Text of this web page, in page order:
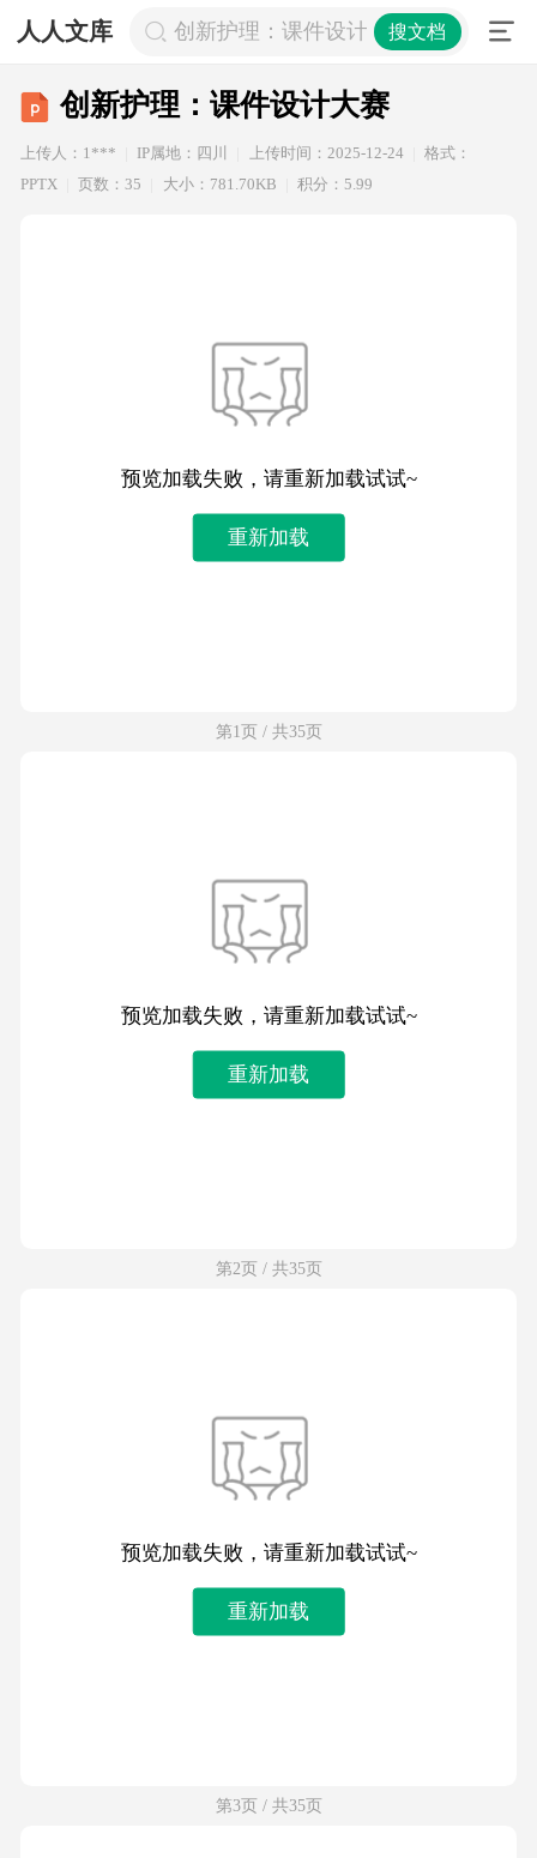
人人文库 创新护理：课件设计大赛搜文档
创新护理：课件设计大赛
上传人：1*** IP属地：四川 上传时间：2025-12-24
格式：
PPTX
页数：35 大小：781.70KB 积分：5.99
预览加载失败，请重新加载试试~
重新加载
第1页 / 共35页
预览加载失败，请重新加载试试~
重新加载
第2页 / 共35页
预览加载失败，请重新加载试试~
重新加载
第3页 / 共35页